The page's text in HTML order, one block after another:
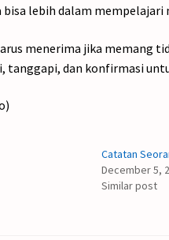
bisa lebih dalam mempelajari
menerima jika memang
tanggapi, dan konfirmasi
Catatan
December 5,
Similar post